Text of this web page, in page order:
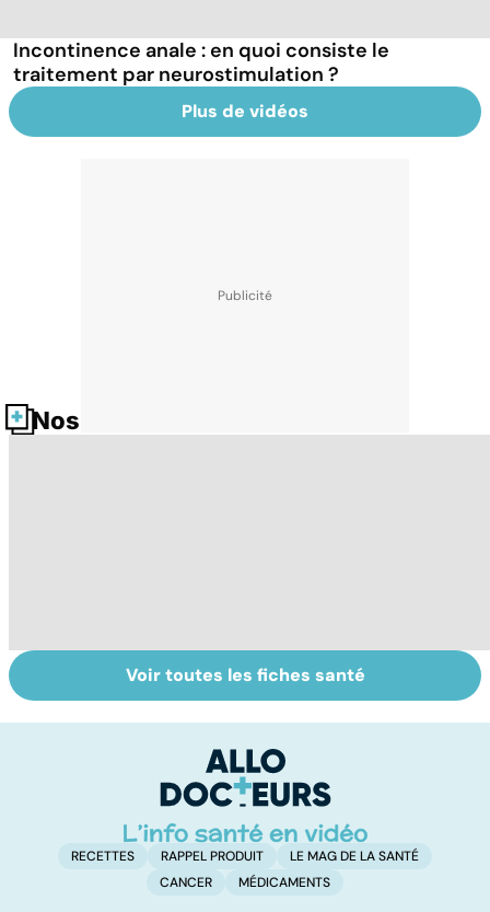
Incontinence anale : en quoi consiste le
traitement par neurostimulation ?
Plus de vidéos
Nos fiches santé
Tout savoir sur
les infections
Inflammation des
amygdales : que
d'angine ?
Voir toutes les fiches santé
RECETTES RAPPEL PRODUIT
LE MAG DE LA SANTÉ
CANCER
MÉDICAMENTS